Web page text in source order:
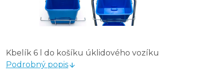
Kbelík 6 l do košíku úklidového vozíku
Podrobný popis